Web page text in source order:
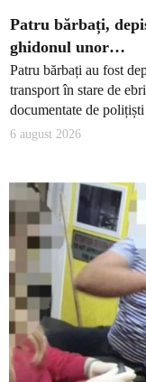
Patru bărbați,
ghidonul unor…
Patru bărbați au fost
transport în stare de
documentate de
6 august 2026